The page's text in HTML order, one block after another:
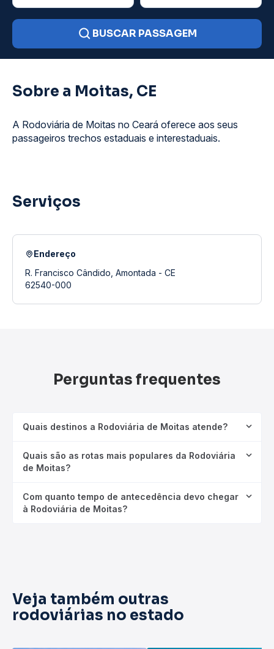
BUSCAR PASSAGEM
Sobre a Moitas, CE
A Rodoviária de Moitas no Ceará oferece aos seus
passageiros trechos estaduais e interestaduais.
Serviços
Endereço
R. Francisco Cândido, Amontada - CE
62540-000
Perguntas frequentes
Quais destinos a Rodoviária de Moitas atende?
Quais são as rotas mais populares da Rodoviária
de Moitas?
Com quanto tempo de antecedência devo chegar
à Rodoviária de Moitas?
Veja também outras
rodoviárias no estado